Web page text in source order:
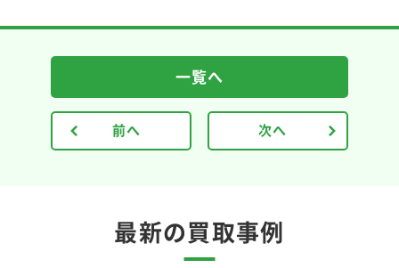
前へ
一覧へ
次へ
最新の買取事例